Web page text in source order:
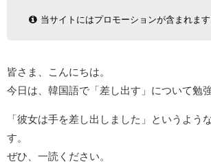
当サイトにはプロモーションが含まれます
皆さま、こんにちは。
今日は、韓国語で「差し出す」について勉
「彼女は手を差し出しました」というよう
す。
ぜひ、一読ください。